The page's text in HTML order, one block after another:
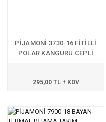
PİJAMONİ 3730-16 FİTİLLİ
POLAR KANGURU CEPLİ
295,00 TL + KDV